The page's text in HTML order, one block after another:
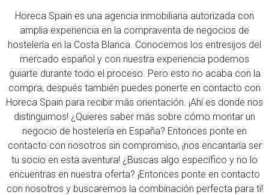
Horeca Spain es una agencia inmobiliaria autorizada con
amplia experiencia en la compraventa de negocios de
hostelería en la Costa Blanca. Conocemos los entresijos del
mercado español y con nuestra experiencia podemos
guiarte durante todo el proceso. Pero esto no acaba con la
compra, después también puedes ponerte en contacto con
Horeca Spain para recibir más orientación. ¡Ahí es donde nos
distinguimos! ¿Quieres saber más sobre cómo montar un
negocio de hostelería en España? Entonces ponte en
contacto con nosotros sin compromiso, ¡nos encantaría ser
tu socio en esta aventura! ¿Buscas algo específico y no lo
encuentras en nuestra oferta? ¡Entonces ponte en contacto
con nosotros y buscaremos la combinación perfecta para ti!